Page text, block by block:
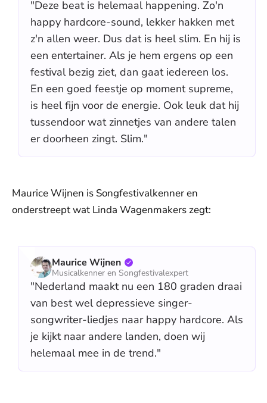
"Deze beat is helemaal happening. Zo'n
happy hardcore-sound, lekker hakken met
z'n allen weer. Dus dat is heel slim. En hij is
een entertainer. Als je hem ergens op een
festival bezig ziet, dan gaat iedereen los.
En een goed feestje op moment supreme,
is heel fijn voor de energie. Ook leuk dat hij
tussendoor wat zinnetjes van andere talen
er doorheen zingt. Slim."
Maurice Wijnen is Songfestivalkenner en
onderstreept wat Linda Wagenmakers zegt:
Maurice Wijnen
Musicalkenner en Songfestivalexpert
"Nederland maakt nu een 180 graden draai
van best wel depressieve singer-
songwriter-liedjes naar happy hardcore. Als
je kijkt naar andere landen, doen wij
helemaal mee in de trend."